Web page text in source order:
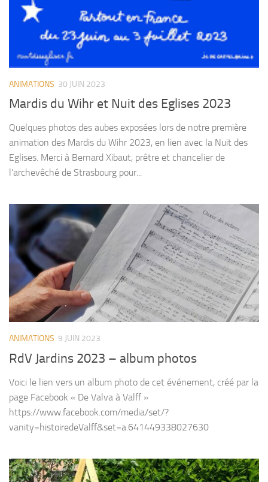
ANIMATIONS 30 JUIN 2023
Mardis du Wihr et Nuit des Eglises 2023
Quelques photos des aubes exposées lors de notre première
animation des Mardis du Wihr 2023, en lien avec la Nuit des
Eglises. Merci à Bernard Xibaut, prêtre et chancelier de
l’archevêché de Strasbourg pour...
ANIMATIONS 9 JUIN 2023
RdV Jardins 2023 – album photos
Voici le lien vers un album photo de cet événement, créé par la
page Facebook « De Valva à Valff »
https://www.facebook.com/media/set/?
vanity=histoiredeValff&set=a.641449338027630